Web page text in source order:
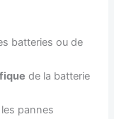
batteries ou de
de la batterie
pannes